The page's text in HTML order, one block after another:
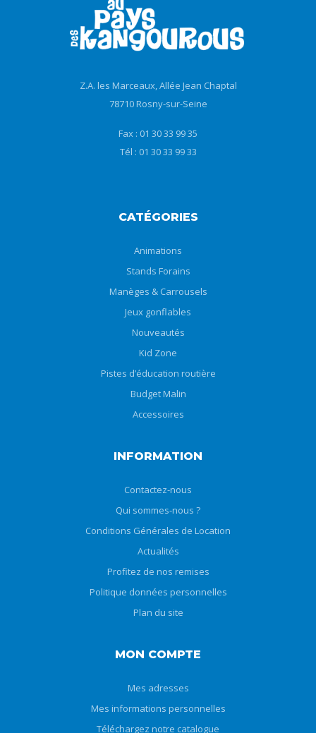
Z.A. les Marceaux, Allée Jean Chaptal
78710 Rosny-sur-Seine
Fax : 01 30 33 99 35
Tél : 01 30 33 99 33
CATÉGORIES
Animations
Stands Forains
Manèges & Carrousels
Jeux gonflables
Nouveautés
Kid Zone
Pistes d’éducation routière
Budget Malin
Accessoires
INFORMATION
Contactez-nous
Qui sommes-nous ?
Conditions Générales de Location
Actualités
Profitez de nos remises
Politique données personnelles
Plan du site
MON COMPTE
Mes adresses
Mes informations personnelles
Téléchargez notre catalogue